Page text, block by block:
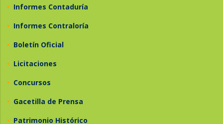
• Informes Contaduría
• Informes Contraloría
• Boletín Oficial
• Licitaciones
• Concursos
• Gacetilla de Prensa
• Patrimonio Histórico